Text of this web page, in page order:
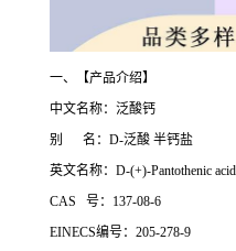
一、【产品介绍】
中文名称：泛酸钙
别 名：D-泛酸 半钙盐
英文名称：D-(+)-Pantothenic
CAS 号：137-08-6
EINECS编号：205-278-9